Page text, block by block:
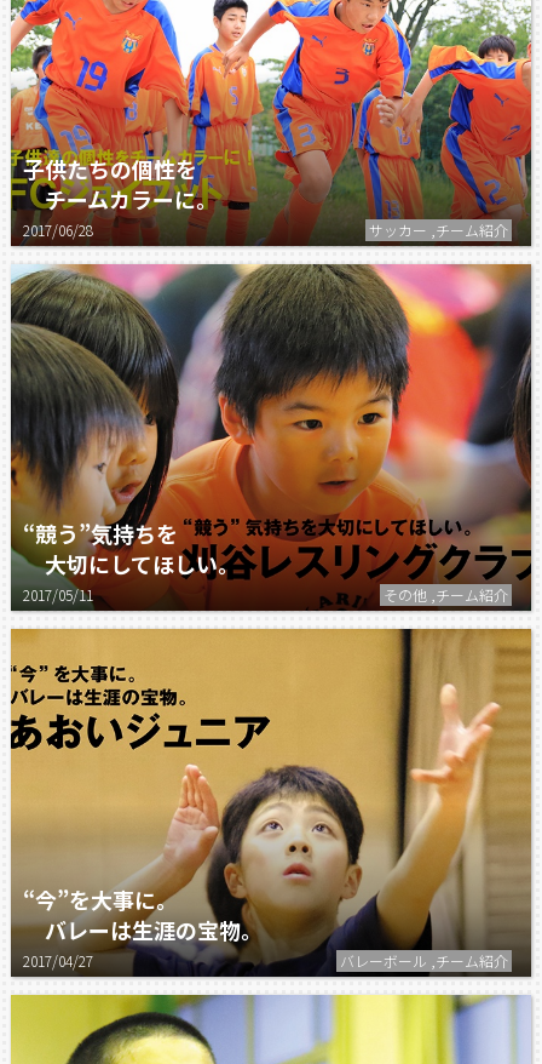
子供たちの個性を
チームカラーに。
2017/06/28 サッカー ,チーム紹介
“競う”気持ちを
大切にしてほしい。
2017/05/11 その他 ,チーム紹介
“今”を大事に。
バレーは生涯の宝物。
2017/04/27 バレーボール ,チーム紹介